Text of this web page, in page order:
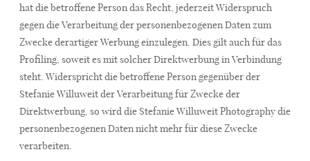
hat die betroffene Person das Recht, jederzeit Widerspruch
gegen die Verarbeitung der personenbezogenen Daten zum
Zwecke derartiger Werbung einzulegen. Dies gilt auch für das
Profiling, soweit es mit solcher Direktwerbung in Verbindung
steht. Widerspricht die betroffene Person gegenüber der
Stefanie Willuweit der Verarbeitung für Zwecke der
Direktwerbung, so wird die Stefanie Willuweit Photography die
personenbezogenen Daten nicht mehr für diese Zwecke
verarbeiten.